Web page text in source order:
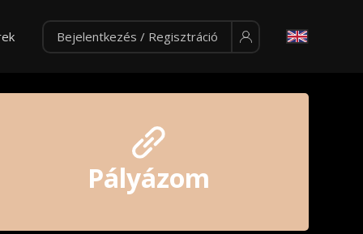
Bejelentkezés / Regisztráció
Pályázom